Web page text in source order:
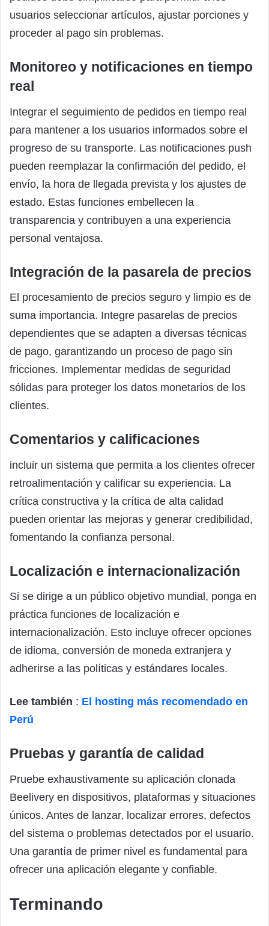
usuarios seleccionar artículos, ajustar porciones y
proceder al pago sin problemas.
Monitoreo y notificaciones en tiempo
real
Integrar el seguimiento de pedidos en tiempo real
para mantener a los usuarios informados sobre el
progreso de su transporte. Las notificaciones push
pueden reemplazar la confirmación del pedido, el
envío, la hora de llegada prevista y los ajustes de
estado. Estas funciones embellecen la
transparencia y contribuyen a una experiencia
personal ventajosa.
Integración de la pasarela de precios
El procesamiento de precios seguro y limpio es de
suma importancia. Integre pasarelas de precios
dependientes que se adapten a diversas técnicas
de pago, garantizando un proceso de pago sin
fricciones. Implementar medidas de seguridad
sólidas para proteger los datos monetarios de los
clientes.
Comentarios y calificaciones
incluir un sistema que permita a los clientes ofrecer
retroalimentación y calificar su experiencia. La
crítica constructiva y la crítica de alta calidad
pueden orientar las mejoras y generar credibilidad,
fomentando la confianza personal.
Localización e internacionalización
Si se dirige a un público objetivo mundial, ponga en
práctica funciones de localización e
internacionalización. Esto incluye ofrecer opciones
de idioma, conversión de moneda extranjera y
adherirse a las políticas y estándares locales.
Lee también : El hosting más recomendado en
Perú
Pruebas y garantía de calidad
Pruebe exhaustivamente su aplicación clonada
Beelivery en dispositivos, plataformas y situaciones
únicos. Antes de lanzar, localizar errores, defectos
del sistema o problemas detectados por el usuario.
Una garantía de primer nivel es fundamental para
ofrecer una aplicación elegante y confiable.
Terminando